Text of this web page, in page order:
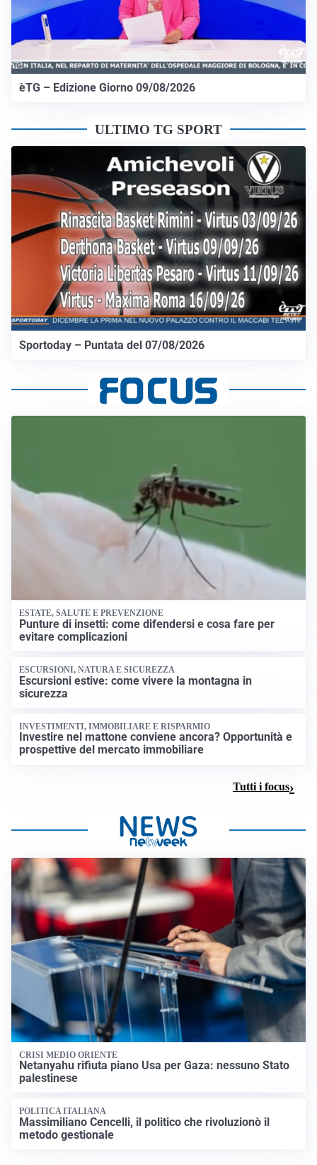
èTG – Edizione Giorno 09/08/2026
ULTIMO TG SPORT
Sportoday – Puntata del 07/08/2026
ESTATE, SALUTE E PREVENZIONE
Punture di insetti: come difendersi e cosa fare per
evitare complicazioni
ESCURSIONI, NATURA E SICUREZZA
Escursioni estive: come vivere la montagna in
sicurezza
INVESTIMENTI, IMMOBILIARE E RISPARMIO
Investire nel mattone conviene ancora? Opportunità e
prospettive del mercato immobiliare
Tutti i focus
CRISI MEDIO ORIENTE
Netanyahu rifiuta piano Usa per Gaza: nessuno Stato
palestinese
POLITICA ITALIANA
Massimiliano Cencelli, il politico che rivoluzionò il
metodo gestionale